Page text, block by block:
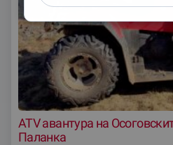
ATV авантура на
Паланка